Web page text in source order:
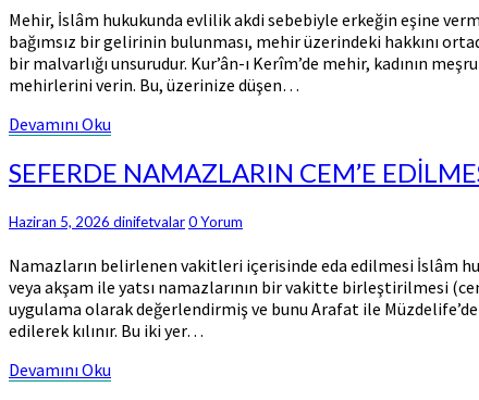
hakkını
düşürür
mü?
Mehir, İslâm hukukunda evlilik akdi sebebiyle erkeğin eşine
bağımsız bir gelirinin bulunması, mehir üzerindeki hakkını
bir malvarlığı unsurudur. Kur’ân-ı Kerîm’de mehir, kadının
mehirlerini verin. Bu, üzerinize düşen…
Devamını Oku
SEFERDE
NAMAZLARIN
EDİLMESİ
SEFERDE NAMAZLARIN CEM’E
Haziran 5, 2026 dinifetvalarComments
0 Yorum
Namazların belirlenen vakitleri içerisinde eda edilmesi İslâm
veya akşam ile yatsı namazlarının bir vakitte birleştirilmesi
uygulama olarak değerlendirmiş ve bunu Arafat ile
edilerek kılınır. Bu iki yer…
Devamını Oku